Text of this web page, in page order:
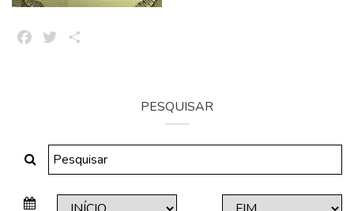
FacebookTwitter
PESQUISAR